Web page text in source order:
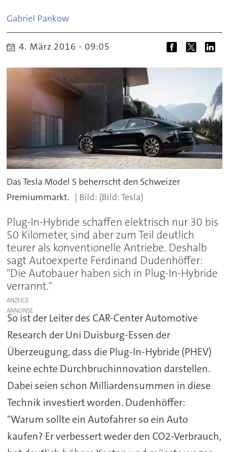
Gabriel Pankow
4. März 2016 - 09:05
Das Tesla Model S beherrscht den Schweizer
Premiummarkt.
(Bild: Tesla)
Plug-In-Hybride schaffen elektrisch nur 30 bis
50 Kilometer, sind aber zum Teil deutlich
teurer als konventionelle Antriebe. Deshalb
sagt Autoexperte Ferdinand Dudenhöffer:
"Die Autobauer haben sich in Plug-In-Hybride
verrannt."
ANZEIGE
So ist der Leiter des CAR-Center Automotive
Research der Uni Duisburg-Essen der
Überzeugung, dass die Plug-In-Hybride (PHEV)
keine echte Durchbruchinnovation darstellen.
Dabei seien schon Milliardensummen in diese
Technik investiert worden. Dudenhöffer:
"Warum sollte ein Autofahrer so ein Auto
kaufen? Er verbessert weder den CO2-Verbrauch,